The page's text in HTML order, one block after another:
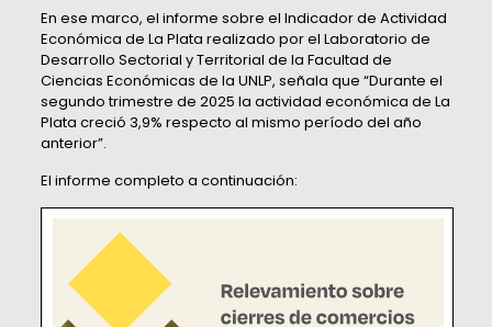
En ese marco, el informe sobre el Indicador de Actividad
Económica de La Plata realizado por el Laboratorio de
Desarrollo Sectorial y Territorial de la Facultad de
Ciencias Económicas de la UNLP, señala que “Durante el
segundo trimestre de 2025 la actividad económica de La
Plata creció 3,9% respecto al mismo período del año
anterior”.
El informe completo a continuación: